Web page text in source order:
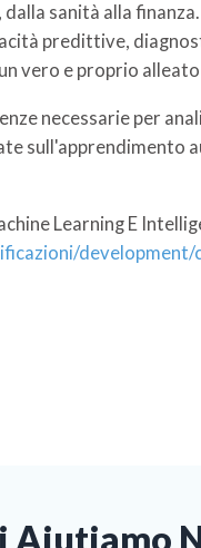
sanità alla finanza.
predittive,
vero e proprio
necessarie per
sull'apprendimento
Learning E
development/
Aiutiamo